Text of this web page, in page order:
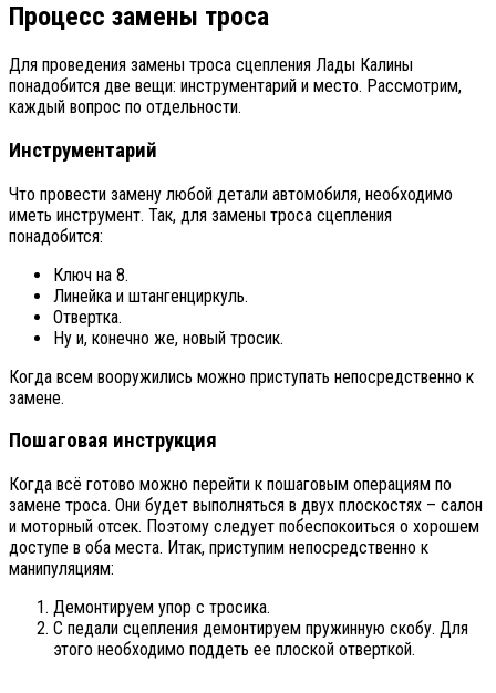
Процесс замены троса
Для проведения замены троса сцепления Лады Калины
понадобится две вещи: инструментарий и место. Рассмотрим,
каждый вопрос по отдельности.
Инструментарий
Что провести замену любой детали автомобиля, необходимо
иметь инструмент. Так, для замены троса сцепления
понадобится:
Ключ на 8.
Линейка и штангенциркуль.
Отвертка.
Ну и, конечно же, новый тросик.
Когда всем вооружились можно приступать непосредственно к
замене.
Пошаговая инструкция
Когда всё готово можно перейти к пошаговым операциям по
замене троса. Они будет выполняться в двух плоскостях – салон
и моторный отсек. Поэтому следует побеспокоиться о хорошем
доступе в оба места. Итак, приступим непосредственно к
манипуляциям:
Демонтируем упор с тросика.
С педали сцепления демонтируем пружинную скобу. Для
этого необходимо поддеть ее плоской отверткой.